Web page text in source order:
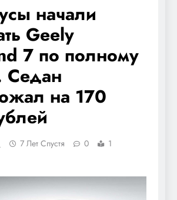
начали
Geely
7 по полному
Седан
на 170
7 Лет Спустя 0
1